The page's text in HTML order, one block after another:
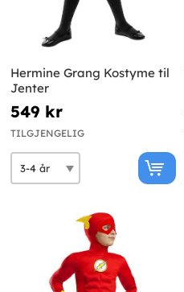
Hermine Grang Kostyme til
Jenter
549 kr
TILGJENGELIG